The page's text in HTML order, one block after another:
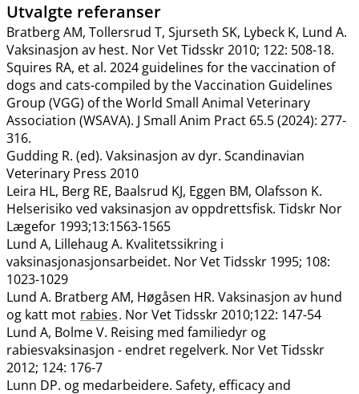
Utvalgte referanser
Bratberg AM, Tollersrud T, Sjurseth SK, Lybeck K, Lund A.
Vaksinasjon av hest. Nor Vet Tidsskr 2010; 122: 508-18.
Squires RA, et al. 2024 guidelines for the vaccination of
dogs and cats-compiled by the Vaccination Guidelines
Group (VGG) of the World Small Animal Veterinary
Association (WSAVA). J Small Anim Pract 65.5 (2024): 277-
316.
Gudding R. (ed). Vaksinasjon av dyr. Scandinavian
Veterinary Press 2010
Leira HL, Berg RE, Baalsrud KJ, Eggen BM, Olafsson K.
Helserisiko ved vaksinasjon av oppdrettsfisk. Tidskr Nor
Lægefor 1993;13:1563-1565
Lund A, Lillehaug A. Kvalitetssikring i
vaksinasjonasjonsarbeidet. Nor Vet Tidsskr 1995; 108:
1023-1029
Lund A. Bratberg AM, Høgåsen HR. Vaksinasjon av hund
og katt mot rabies. Nor Vet Tidsskr 2010;122: 147-54
Lund A, Bolme V. Reising med familiedyr og
rabiesvaksinasjon - endret regelverk. Nor Vet Tidsskr
2012; 124: 176-7
Lunn DP. og medarbeidere. Safety, efficacy and